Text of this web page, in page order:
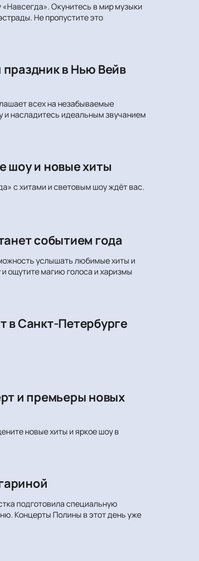
Окунитесь в мир музыки
Не пропустите это
в Нью Вейв
всех на незабываемые
и насладитесь идеальным звучанием
шоу и новые хиты
с хитами и световым шоу ждёт вас.
событием года
услышать любимые хиты и
ощутите магию голоса и харизмы
в Санкт-Петербурге
и премьеры новых
новые хиты и яркое шоу в
подготовила специальную
Концерты Полины в этот день уже